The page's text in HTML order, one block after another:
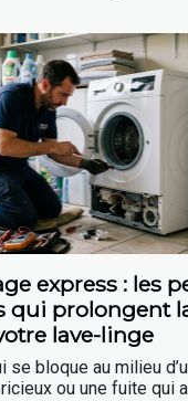
express : les
qui prolongent
lave-linge
se bloque au milieu
ou une fuite qui